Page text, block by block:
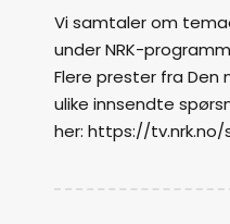
Vi samtaler om
under NRK-
Flere prester fra Den
ulike innsendte
her: https://tv.nrk.no/